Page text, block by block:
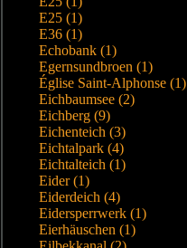
E25 (1)
E36 (1)
Echobank (1)
Egernsundbroen (1)
Église Saint-Alphonse (1)
Eichbaumsee (2)
Eichberg (9)
Eichenteich (3)
Eichtalpark (4)
Eichtalteich (1)
Eider (1)
Eiderdeich (4)
Eidersperrwerk (1)
Eierhäuschen (1)